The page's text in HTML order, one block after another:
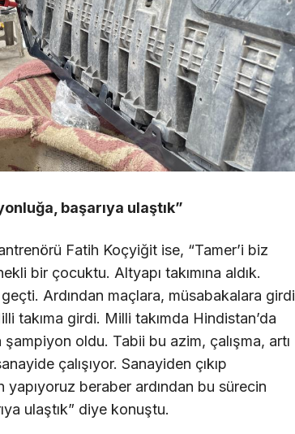
başarıya ulaştık”
Fatih Koçyiğit ise, “Tamer’i biz
bir çocuktu. Altyapı takımına aldık.
geçti. Ardından maçlara, müsabakalara girdi
takıma girdi. Milli takımda Hindistan’da
şampiyon oldu. Tabii bu azim, çalışma, artı
çalışıyor. Sanayiden çıkıp
beraber ardından bu sürecin
ulaştık” diye konuştu.